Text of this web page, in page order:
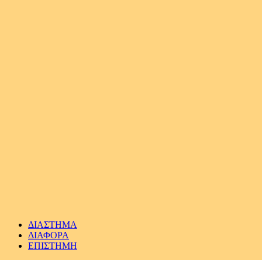
ΔΙΑΣΤΗΜΑ
ΔΙΑΦΟΡΑ
ΕΠΙΣΤΗΜΗ